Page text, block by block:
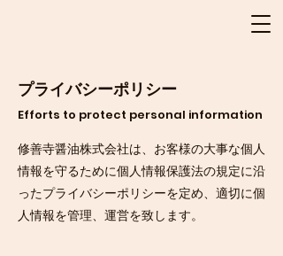
プライバシーポリシー
Efforts to protect personal information
修善寺醤油株式会社は、お客様の大事な個人
情報を守るために個人情報保護法の規定に沿
ったプライバシーポリシーを定め、適切に個
人情報を管理、運営を致します。